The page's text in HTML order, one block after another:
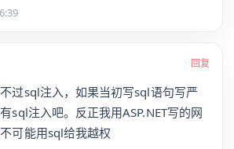
回复
过sql注入，如果当初写sql语句写严
sql注入吧。反正我用ASP.NET写的网
可能用sql给我越权